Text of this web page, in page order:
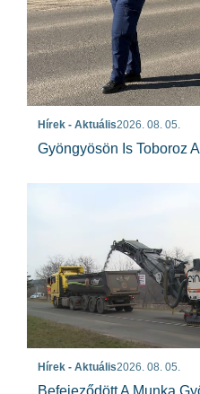
Hírek - Aktuális2026. 08. 05.
Gyöngyösön Is Toboroz
Hírek - Aktuális2026. 08. 05.
Befejeződött A Munka